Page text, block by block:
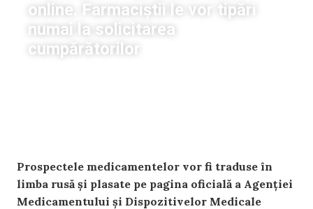
online. Farmaciștii le vor tipări
numai la solicitarea
cumpărătorilor
Prospectele medicamentelor vor fi traduse în
limba rusă și plasate pe pagina oficială a Agenției
Medicamentului și Dispozitivelor Medicale